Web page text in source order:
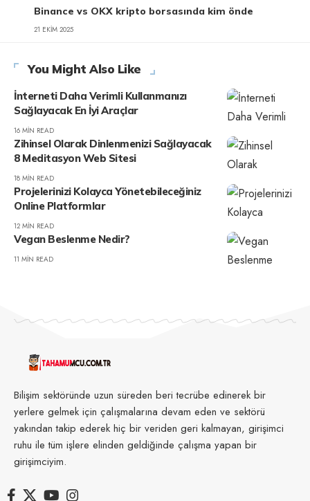
Binance vs OKX kripto borsasında kim önde
21 EKIM 2025
You Might Also Like
İnterneti Daha Verimli Kullanmanızı
Sağlayacak En İyi Araçlar
16 MIN READ
Zihinsel Olarak Dinlenmenizi Sağlayacak
8 Meditasyon Web Sitesi
18 MIN READ
Projelerinizi Kolayca Yönetebileceğiniz
Online Platformlar
12 MIN READ
Vegan Beslenme Nedir?
11 MIN READ
Bilişim sektöründe uzun süreden beri tecrübe edinerek bir
yerlere gelmek için çalışmalarına devam eden ve sektörü
yakından takip ederek hiç bir veriden geri kalmayan, girişimci
ruhu ile tüm işlere elinden geldiğinde çalışma yapan bir
girişimciyim.